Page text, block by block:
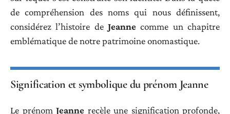
de compréhension des noms qui nous définissent,
considérez l’histoire de Jeanne comme un chapitre
emblématique de notre patrimoine onomastique.
Signification et symbolique du prénom Jeanne
Le prénom Jeanne recèle une signification profonde,